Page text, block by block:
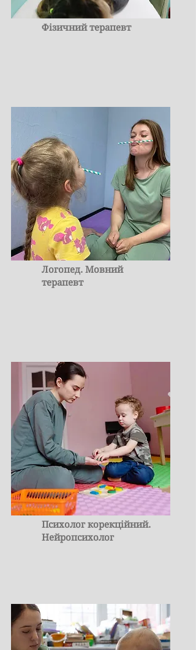
Фізичний терапевт
Логопед. Мовний
терапевт
Психолог корекційний.
Нейропсихолог